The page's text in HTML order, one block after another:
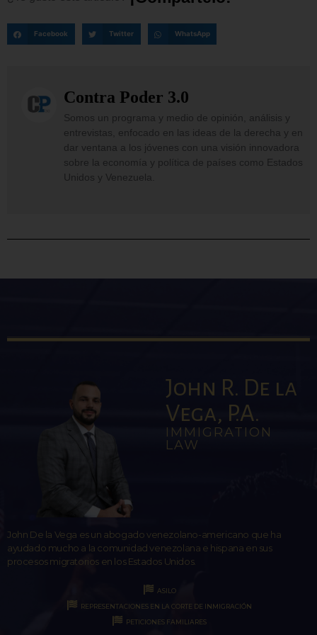
Facebook Twitter WhatsApp
Contra Poder 3.0
Somos un programa y medio de opinión, análisis y
entrevistas, enfocado en las ideas de la derecha y en
dar ventana a los jóvenes con una visión innovadora
sobre la economía y política de países como Estados
Unidos y Venezuela.
John R. De la
Vega, P.A.
IMMIGRATION
LAW
John De la Vega es un abogado venezolano-americano que ha
ayudado mucho a la comunidad venezolana e hispana en sus
procesos migratorios en los Estados Unidos.
ASILO
REPRESENTACIONES EN LA CORTE DE INMIGRACIÓN
PETICIONES FAMILIARES